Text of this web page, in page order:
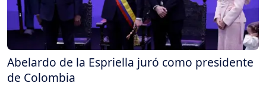
Abelardo de la Espriella juró como presidente
de Colombia